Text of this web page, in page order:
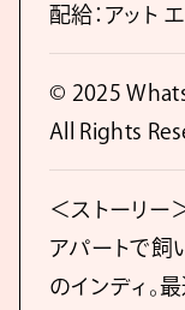
配給：アット
© 2025
All Rights
＜ストーリー
アパートで飼
のインディ。